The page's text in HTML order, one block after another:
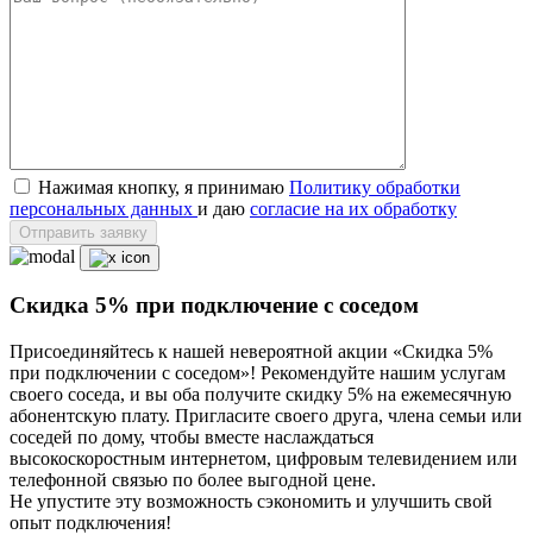
Нажимая кнопку, я принимаю Политику обработки
персональных данных и даю согласие на их обработку
Отправить заявку
Скидка 5% при подключение с соседом
Присоединяйтесь к нашей невероятной акции «Скидка 5%
при подключении с соседом»! Рекомендуйте нашим услугам
своего соседа, и вы оба получите скидку 5% на ежемесячную
абонентскую плату. Пригласите своего друга, члена семьи или
соседей по дому, чтобы вместе наслаждаться
высокоскоростным интернетом, цифровым телевидением или
телефонной связью по более выгодной цене.
Не упустите эту возможность сэкономить и улучшить свой
опыт подключения!